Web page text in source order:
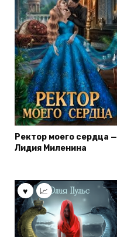
Ректор моего сердца —
Лидия Миленина